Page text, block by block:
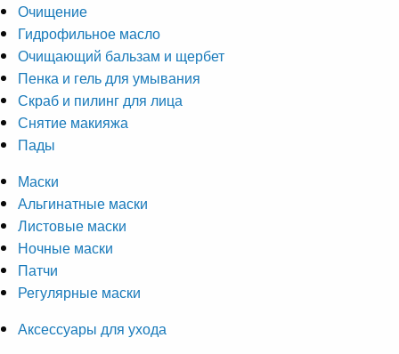
Очищение
Гидрофильное масло
Очищающий бальзам и щербет
Пенка и гель для умывания
Скраб и пилинг для лица
Снятие макияжа
Пады
Маски
Альгинатные маски
Листовые маски
Ночные маски
Патчи
Регулярные маски
Аксессуары для ухода